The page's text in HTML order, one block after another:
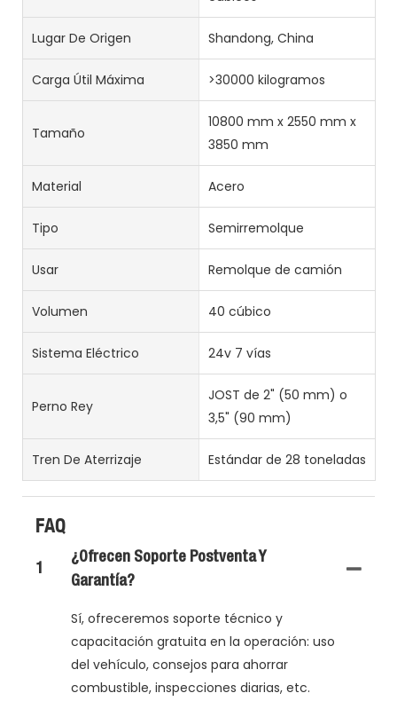
Lugar De Origen Shandong, China
Carga Útil Máxima >30000 kilogramos
Tamaño
10800 mm x 2550 mm x
3850 mm
Material Acero
Tipo Semirremolque
Usar Remolque de camión
Volumen 40 cúbico
Sistema Eléctrico 24v 7 vías
Perno Rey
JOST de 2" (50 mm) o
3,5" (90 mm)
Tren De Aterrizaje Estándar de 28 toneladas
FAQ
1
¿Ofrecen Soporte Postventa Y
Garantía?
Sí, ofreceremos soporte técnico y
capacitación gratuita en la operación: uso
del vehículo, consejos para ahorrar
combustible, inspecciones diarias, etc.